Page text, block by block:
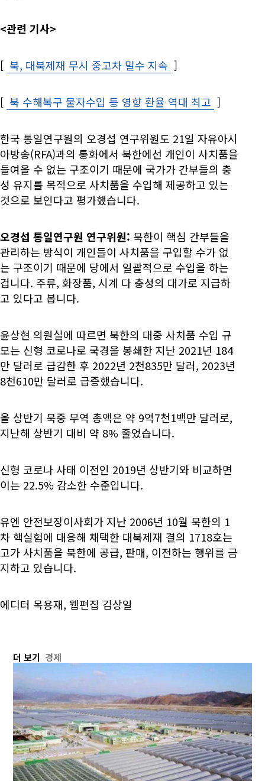
<관련 기사>
[ 북, 대북제재 무시 중고차 밀수 지속 Opens in new
]
[ 북 수해복구 물자수입 등 영향 환율 역대 최고 Opens in
]
한국 통일연구원의 오경섭 연구위원도 21일 자유아시
아방송(RFA)과의 통화에서 북한에선 개인이 사치품을
들여올 수 없는 구조이기 때문에 국가가 간부들의 충
성 유지를 목적으로 사치품을 수입해 제공하고 있는
것으로 보인다고 평가했습니다.
오경섭 통일연구원 연구위원: 북한이 핵심 간부들을
관리하는 방식이 개인들이 사치품을 구입할 수가 없
는 구조이기 때문에 당에서 일괄적으로 수입을 하는
겁니다. 주류, 화장품, 시계 다 충성의 대가로 지급하
고 있다고 봅니다.
윤상현 의원실에 따르면 북한의 대중 사치품 수입 규
모는 신형 코로나로 국경을 봉쇄한 지난 2021년 184
만 달러로 급감한 후 2022년 2천835만 달러, 2023년
8천610만 달러로 급증했습니다.
올 상반기 북중 무역 총액은 약 9억7천1백만 달러로,
지난해 상반기 대비 약 8% 줄었습니다.
신형 코로나 사태 이전인 2019년 상반기와 비교하면
이는 22.5% 감소한 수준입니다.
유엔 안전보장이사회가 지난 2006년 10월 북한의 1
차 핵실험에 대응해 채택한 대북제재 결의 1718호는
고가 사치품을 북한에 공급, 판매, 이전하는 행위를 금
지하고 있습니다.
에디터 목용재, 웹편집 김상일
더 보기 경제